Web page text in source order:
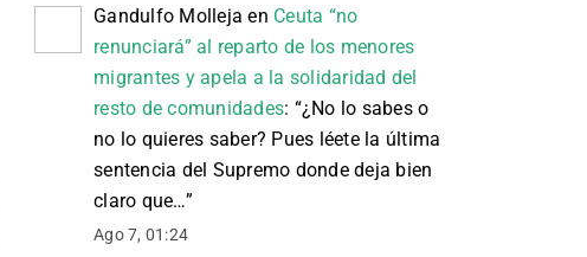
Gandulfo Molleja en Ceuta “no
renunciará” al reparto de los menores
migrantes y apela a la solidaridad del
resto de comunidades: “¿No lo sabes o
no lo quieres saber? Pues léete la última
sentencia del Supremo donde deja bien
claro que…”
Ago 7, 01:24